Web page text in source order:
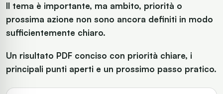
Il tema è importante, ma ambito, priorità o
prossima azione non sono ancora definiti in modo
sufficientemente chiaro.
Un risultato PDF conciso con priorità chiare, i
principali punti aperti e un prossimo passo pratico.